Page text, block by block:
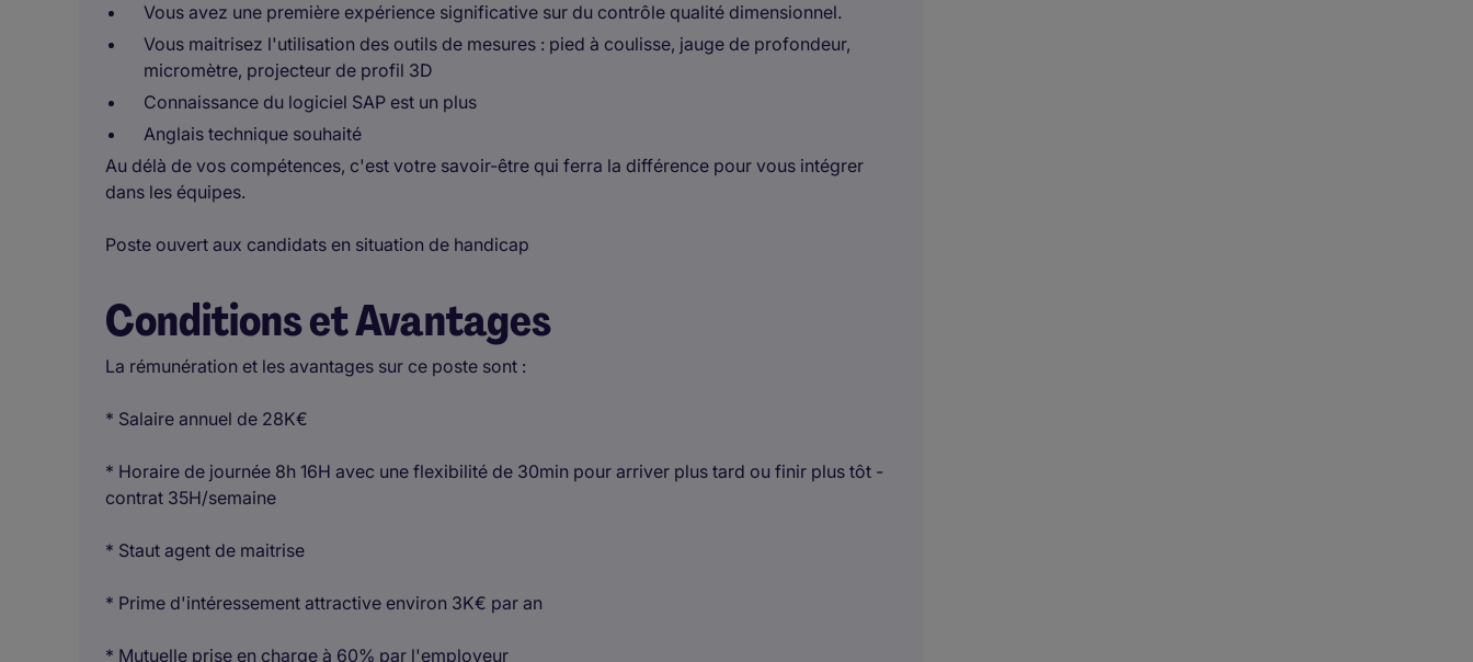
Vous avez une première expérience significative sur du contrôle qualité dimensionnel.
Vous maitrisez l'utilisation des outils de mesures : pied à coulisse, jauge de profondeur,
micromètre, projecteur de profil 3D
Connaissance du logiciel SAP est un plus
Anglais technique souhaité
Au délà de vos compétences, c'est votre savoir-être qui ferra la différence pour vous intégrer
dans les équipes.
Poste ouvert aux candidats en situation de handicap
Conditions et Avantages
La rémunération et les avantages sur ce poste sont :
* Salaire annuel de 28K€
* Horaire de journée 8h 16H avec une flexibilité de 30min pour arriver plus tard ou finir plus tôt -
contrat 35H/semaine
* Staut agent de maitrise
* Prime d'intéressement attractive environ 3K€ par an
* Mutuelle prise en charge à 60% par l'employeur